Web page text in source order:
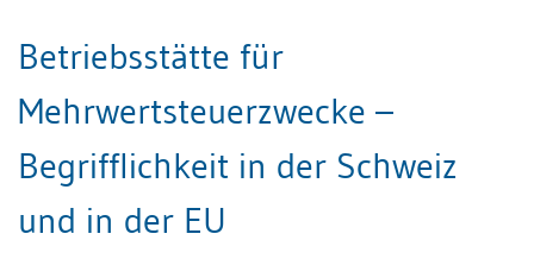
Betriebsstätte für
Mehrwertsteuerzwecke –
Begrifflichkeit in der Schweiz
und in der EU